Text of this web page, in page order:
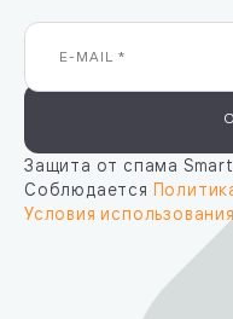
Защита от спама
Соблюдается
Условия